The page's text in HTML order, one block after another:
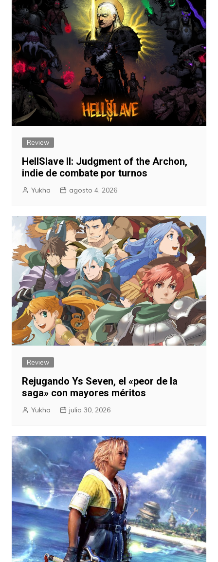
Review
HellSlave II: Judgment of the Archon,
indie de combate por turnos
Yukha agosto 4, 2026
Review
Rejugando Ys Seven, el «peor de la
saga» con mayores méritos
Yukha julio 30, 2026